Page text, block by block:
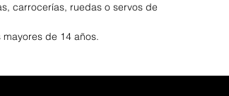
carrocerías, ruedas o servos de
de 14 años.